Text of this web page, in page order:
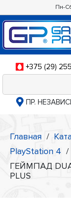
Пн-
+375 (29)
ПР.
Главная /
PlayStation 4 /
ГЕЙМПАД
PLUS